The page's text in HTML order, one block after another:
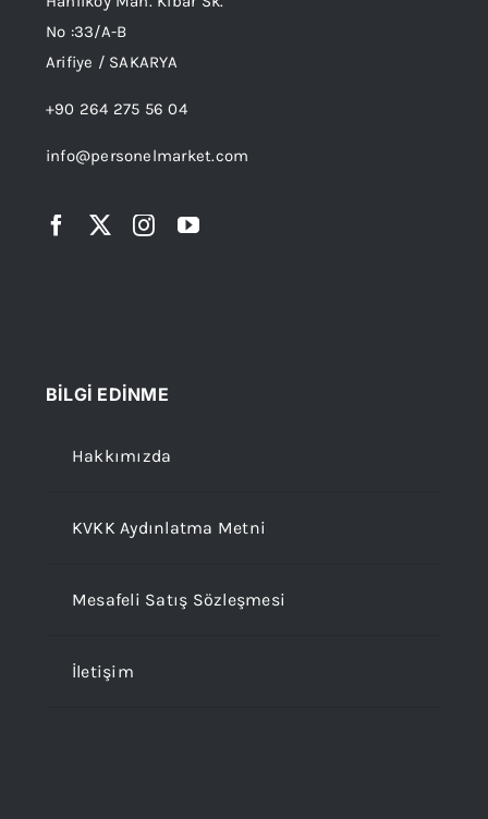
No :33/A-B
Arifiye / SAKARYA
+90 264 275 56 04
info@personelmarket.com
BİLGİ EDİNME
Hakkımızda
KVKK Aydınlatma Metni
Mesafeli Satış Sözleşmesi
İletişim